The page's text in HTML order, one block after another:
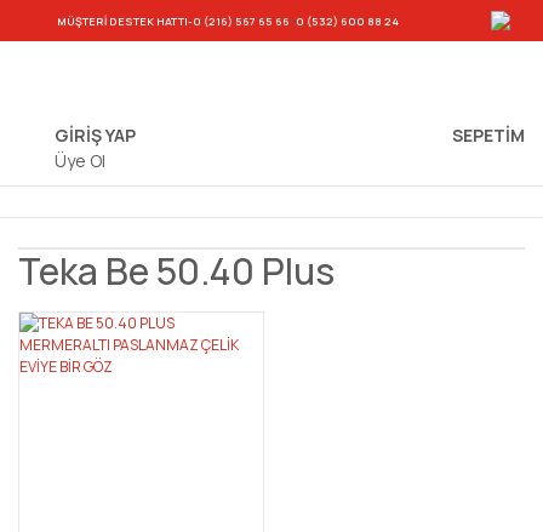
MÜŞTERİ DESTEK HATTI-0 (216) 567 65 66-0 (532) 600 88 24
GİRİŞ YAP
Üye Ol
SEPETIM
Teka Be 50.40 Plus